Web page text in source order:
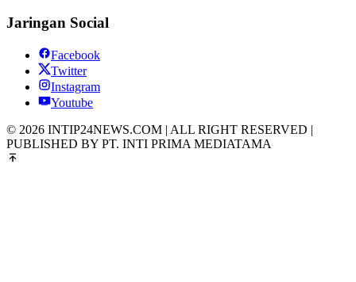
Jaringan Social
Facebook
Twitter
Instagram
Youtube
© 2026 INTIP24NEWS.COM | ALL RIGHT RESERVED |
PUBLISHED BY PT. INTI PRIMA MEDIATAMA